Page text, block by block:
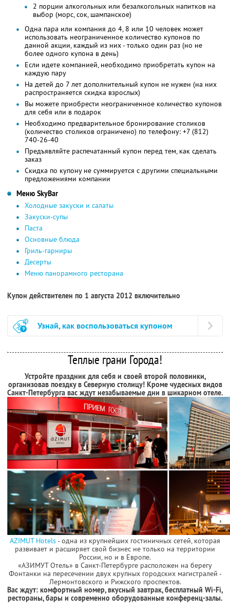
2 порции алкогольных или безалкогольных напитков на
выбор (морс, сок, шампанское)
Одна пара или компания до 4, 8 или 10 человек может
использовать неограниченное количество купонов по
данной акции, каждый из них - только один раз (но не
более одного купона в день)
Если идете компанией, необходимо приобретать купон на
каждую пару
На детей до 7 лет дополнительный купон не нужен (на них
распространяется скидка взрослых)
Вы можете приобрести неограниченное количество купонов
для себя или в подарок
Необходимо предварительное бронирование столиков
(количество столиков ограничено) по телефону: +7 (812)
740-26-40
Предъявляйте распечатанный купон перед тем, как сделать
заказ
Скидка по купону не суммируется с другими специальными
предложениями компании
Меню SkyBаr
Холодные закуски и салаты
Закуски-супы
Паста
Основные блюда
Гриль-гарниры
Десерты
Меню панорамного ресторана
Купон действителен по 1 августа 2012 включительно
Узнай, как воспользоваться купоном
Теплые грани Города!
Устройте праздник для себя и своей второй половинки,
организовав поездку в Северную столицу! Кроме чудесных видов
Санкт-Петербурга вас ждут незабываемые дни в шикарном отеле.
AZIMUT Hotels- одна из крупнейших гостиничных сетей, которая
развивает и расширяет свой бизнес не только на территории
России, но и в Европе.
«АЗИМУТ Отель» в Санкт-Петербурге расположен на берегу
Фонтанки на пересечении двух крупных городских магистралей -
Лермонтовского и Рижского проспектов.
Вас ждут: комфортный номер, вкусный завтрак, бесплатный Wi-Fi,
рестораны, бары и современно оборудованные конференц-залы.